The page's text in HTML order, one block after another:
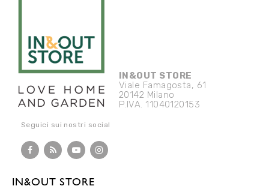
IN&OUT STORE
Viale Famagosta, 61
20142 Milano
P.IVA. 11040120153
Seguici sui nostri social
IN&OUT STORE